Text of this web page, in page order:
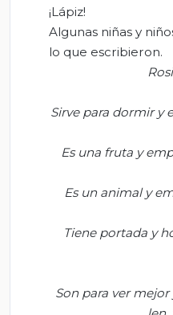
¡Lápiz!
Algunas niñas y
lo que escribieron.
Sirve para dormir y
Es una fruta y
Es un animal y
Tiene portada y
Son para ver